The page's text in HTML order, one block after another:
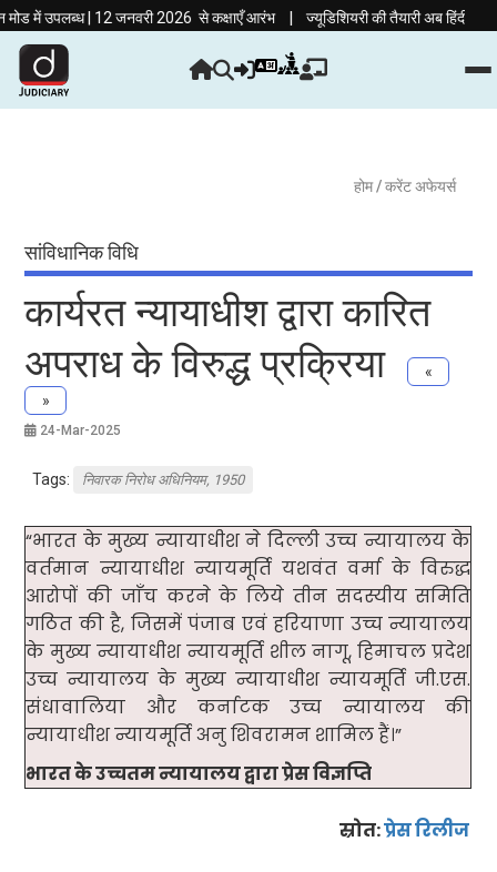
उपलब्ध | 12 जनवरी 2026 से कक्षाएँ आरंभ|ज्यूडिशियरी की तैयारी अब हिंदी माध्यम
होम/ करेंट अफेयर्स
सांविधानिक विधि
कार्यरत न्यायाधीश द्वारा कारित
अपराध के विरुद्ध प्रक्रिया
«
»
24-Mar-2025
Tags: निवारक निरोध अधिनियम, 1950
“भारत के मुख्य न्यायाधीश ने दिल्ली उच्च न्यायालय के
वर्तमान न्यायाधीश न्यायमूर्ति यशवंत वर्मा के विरुद्ध
आरोपों की जाँच करने के लिये तीन सदस्यीय समिति
गठित की है, जिसमें पंजाब एवं हरियाणा उच्च न्यायालय
के मुख्य न्यायाधीश न्यायमूर्ति शील नागू, हिमाचल प्रदेश
उच्च न्यायालय के मुख्य न्यायाधीश न्यायमूर्ति जी.एस.
संधावालिया और कर्नाटक उच्च न्यायालय की
न्यायाधीश न्यायमूर्ति अनु शिवरामन शामिल हैं।”
भारत के उच्चतम न्यायालय द्वारा प्रेस विज्ञप्ति
स्रोत:प्रेस रिलीज